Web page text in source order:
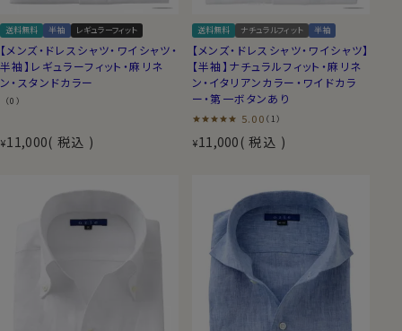
送料無料 半袖 レギュラーフィット
【メンズ・ドレスシャツ・ワイシャツ・
半袖】レギュラーフィット・麻リネ
ン・スタンドカラー
（0）
¥11,000 税込
送料無料 ナチュラルフィット 半袖
【メンズ・ドレスシャツ・ワイシャツ】
【半袖】ナチュラルフィット・麻リネ
ン・イタリアンカラー・ワイドカラ
ー・第一ボタンあり
5.00 （1）
¥11,000 税込